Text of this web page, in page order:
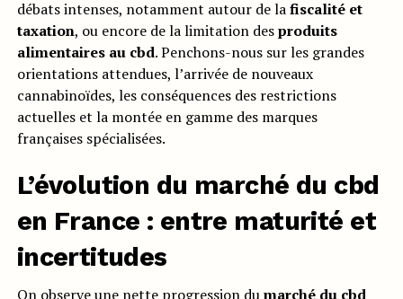
débats intenses, notamment autour de lafiscalité et
taxation, ou encore de la limitation desproduits
alimentaires au cbd. Penchons-nous sur les grandes
orientations attendues, l’arrivée de nouveaux
cannabinoïdes, les conséquences des restrictions
actuelles et la montée en gamme des marques
françaises spécialisées.
L’évolution du marché du cbd
en France : entre maturité et
incertitudes
On observe une nette progression dumarché du cbd